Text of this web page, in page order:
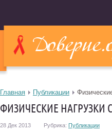
Главная Публикации
ФИЗИЧЕСКИЕ
28 Дек 2013 Рубрика: Публикации